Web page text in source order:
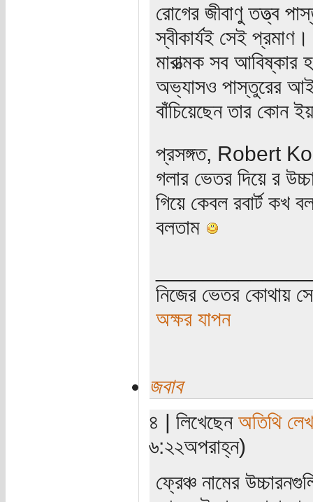
রোগের জীবাণু তত্ত্ব
স্বীকার্যই সেই
মারাত্মক সব আবিষ্কার
অভ্যাসও পাস্তুরের
বাঁচিয়েছেন তার কোন
প্রসঙ্গত, Robert
গলার ভেতর দিয়ে র
গিয়ে কেবল রবার্ট কখ
বলতাম
নিজের ভেতর কোথায়
অক্ষর যাপন
জবাব
৪ | লিখেছেনঅতিথি
৬:২২অপরাহ্ন)
ফ্রেঞ্চ নামের